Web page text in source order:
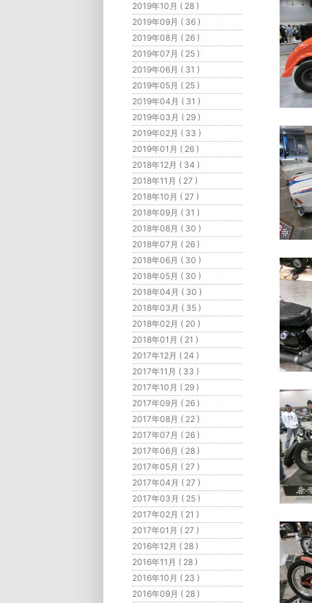
2019年10月 ( 28 )
2019年09月 ( 36 )
2019年08月 ( 26 )
2019年07月 ( 25 )
2019年06月 ( 31 )
2019年05月 ( 25 )
2019年04月 ( 31 )
2019年03月 ( 29 )
2019年02月 ( 33 )
2019年01月 ( 26 )
2018年12月 ( 34 )
2018年11月 ( 27 )
2018年10月 ( 27 )
2018年09月 ( 31 )
2018年08月 ( 30 )
2018年07月 ( 26 )
2018年06月 ( 30 )
2018年05月 ( 30 )
2018年04月 ( 30 )
2018年03月 ( 35 )
2018年02月 ( 20 )
2018年01月 ( 21 )
2017年12月 ( 24 )
2017年11月 ( 33 )
2017年10月 ( 29 )
2017年09月 ( 26 )
2017年08月 ( 22 )
2017年07月 ( 26 )
2017年06月 ( 28 )
2017年05月 ( 27 )
2017年04月 ( 27 )
2017年03月 ( 25 )
2017年02月 ( 21 )
2017年01月 ( 27 )
2016年12月 ( 28 )
2016年11月 ( 28 )
2016年10月 ( 23 )
2016年09月 ( 28 )